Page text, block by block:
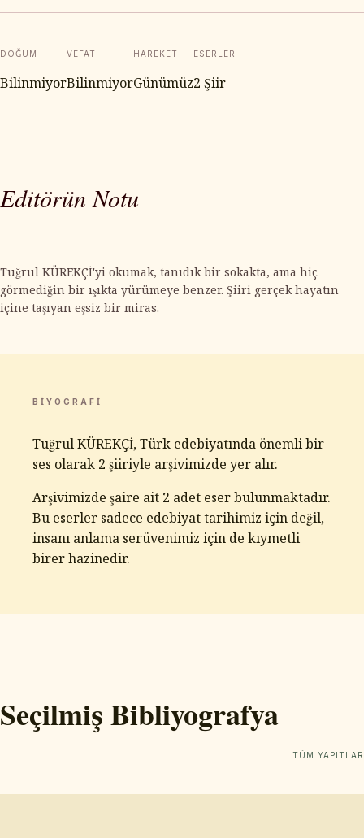
DOĞUM
Bilinmiyor
VEFAT
Bilinmiyor
HAREKET
Günümüz
ESERLER
2 Şiir
Editörün Notu
Tuğrul KÜREKÇİ'yi okumak, tanıdık bir sokakta, ama hiç
görmediğin bir ışıkta yürümeye benzer. Şiiri gerçek hayatın
içine taşıyan eşsiz bir miras.
BIYOGRAFI
Tuğrul KÜREKÇİ, Türk edebiyatında önemli bir
ses olarak 2 şiiriyle arşivimizde yer alır.
Arşivimizde şaire ait 2 adet eser bulunmaktadır.
Bu eserler sadece edebiyat tarihimiz için değil,
insanı anlama serüvenimiz için de kıymetli
birer hazinedir.
Seçilmiş Bibliyografya
TÜM YAPITLAR